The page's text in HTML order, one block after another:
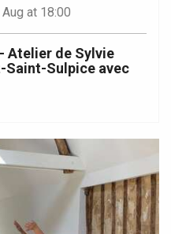
Aug at 18:00
Atelier de Sylvie
Saint-Sulpice avec